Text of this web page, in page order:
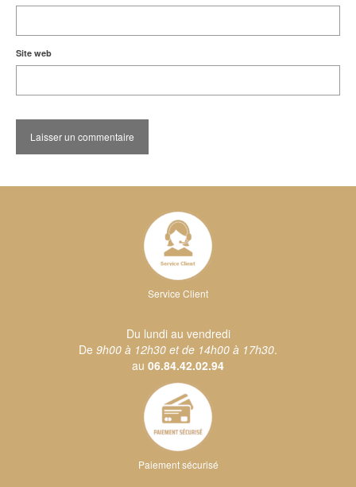
Site web
Service Client
Du lundi au vendredi
De 9h00 à 12h30 et de 14h00 à 17h30.
au 06.84.42.02.94
Paiement sécurisé